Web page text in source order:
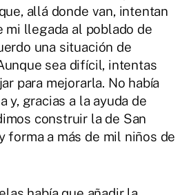
allá donde van, intentan
mi llegada al poblado de
una situación de
sea difícil, intentas
para mejorarla. No había
y, gracias a la ayuda de
construir la de San
forma a más de mil niños de